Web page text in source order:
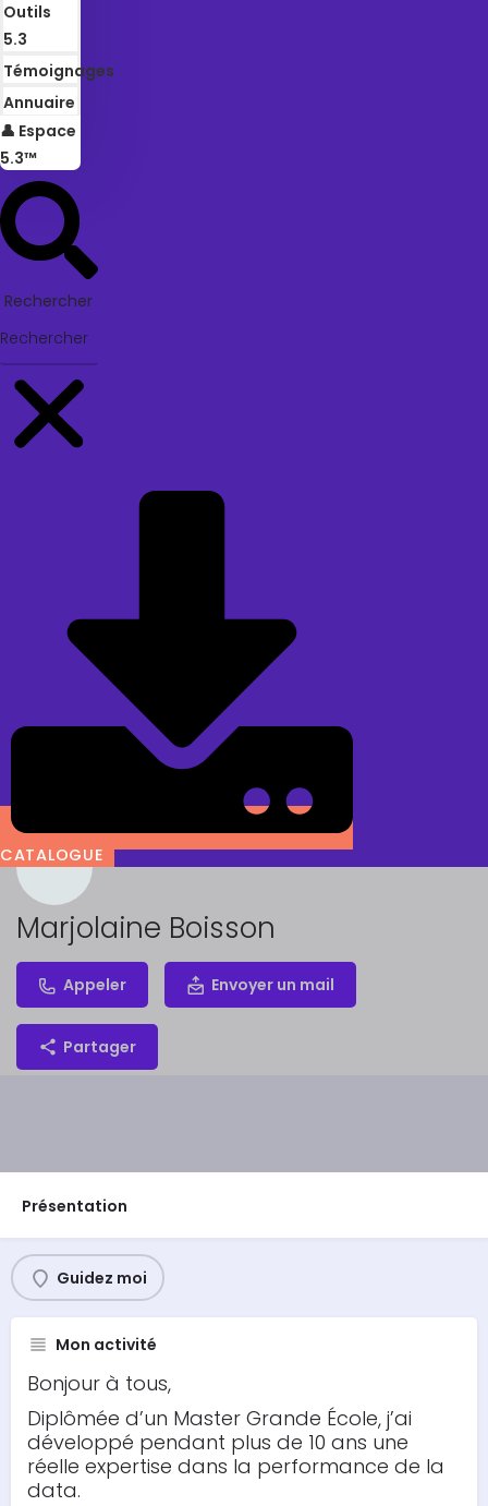
Outils
5.3
Témoignages
Annuaire
👤 Espace
5.3™
Rechercher
CATALOGUE
Marjolaine Boisson
Appeler Envoyer un mail
Partager
Présentation
Guidez moi
Mon activité
Bonjour à tous,
Diplômée d’un Master Grande École, j’ai
développé pendant plus de 10 ans une
réelle expertise dans la performance de la
data.